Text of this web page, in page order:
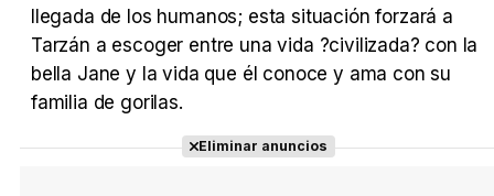
llegada de los humanos; esta situación forzará a
Tarzán a escoger entre una vida ?civilizada? con la
bella Jane y la vida que él conoce y ama con su
familia de gorilas.
Eliminar anuncios